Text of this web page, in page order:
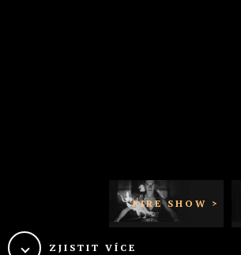
FIRE SHOW >
ZJISTIT VÍCE